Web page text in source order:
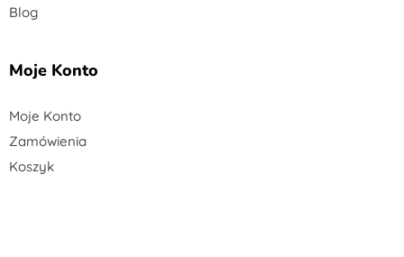
Blog
Moje Konto
Moje Konto
Zamówienia
Koszyk